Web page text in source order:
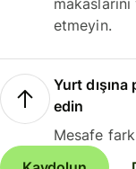
etmeyin.
Yurt
edin
Mesafe fark